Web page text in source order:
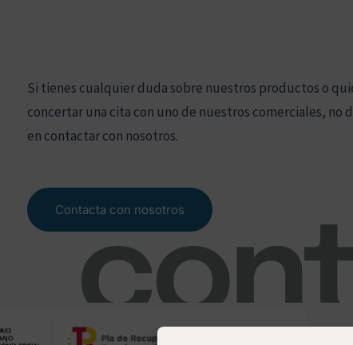
Si tienes cualquier duda sobre nuestros productos o
concertar una cita con uno de nuestros comerciales, no
en contactar con nosotros.
Contacta con nosotros